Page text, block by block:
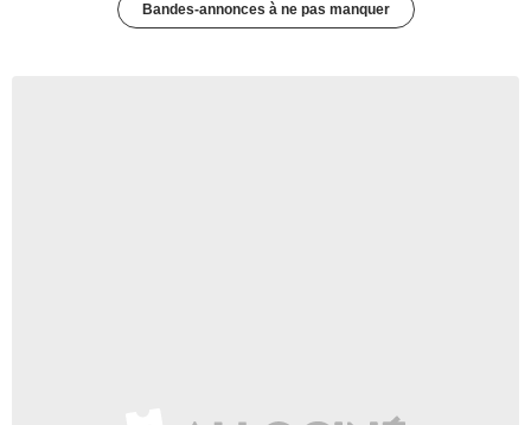
Bandes-annonces à ne pas manquer